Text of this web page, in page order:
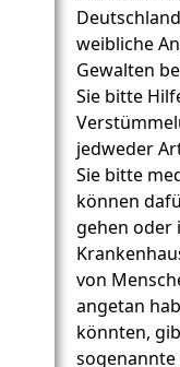
weibliche
Gewalten
Sie bitte
jedweder
Sie bitte
können
gehen oder
von
angetan
könnten,
sogenannte